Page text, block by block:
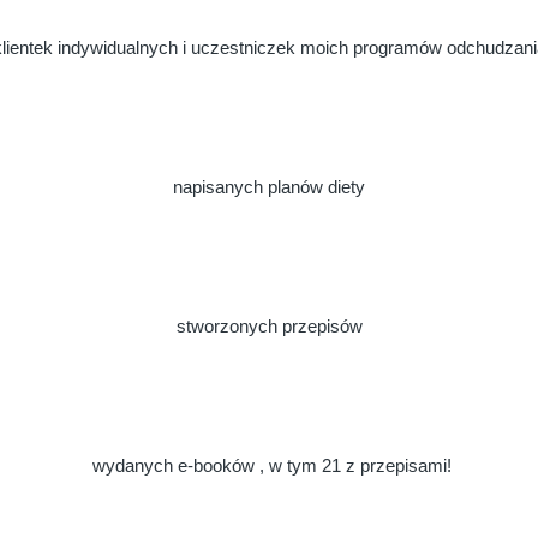
indywidualnych i uczestniczek moich programów
napisanych planów diety
stworzonych przepisów
wydanych e-booków , w tym 21 z przepisami!